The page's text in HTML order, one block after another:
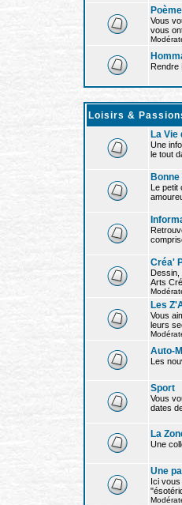
Vous
vous
Rendre
Loisirs &
La
Une
le tout
Le petit
Créa'
Dessin,
Arts
Les
Vous
leurs
Auto-
Les
Sport
Vous
dates
La
Une
Une
Ici